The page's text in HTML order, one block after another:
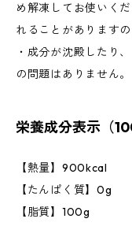
め解凍してお使いく
れることがあります
・成分が沈殿したり
の問題はありません。
栄養成分表示（
【熱量】900kcal
【たんぱく質】0g
【脂質】100g